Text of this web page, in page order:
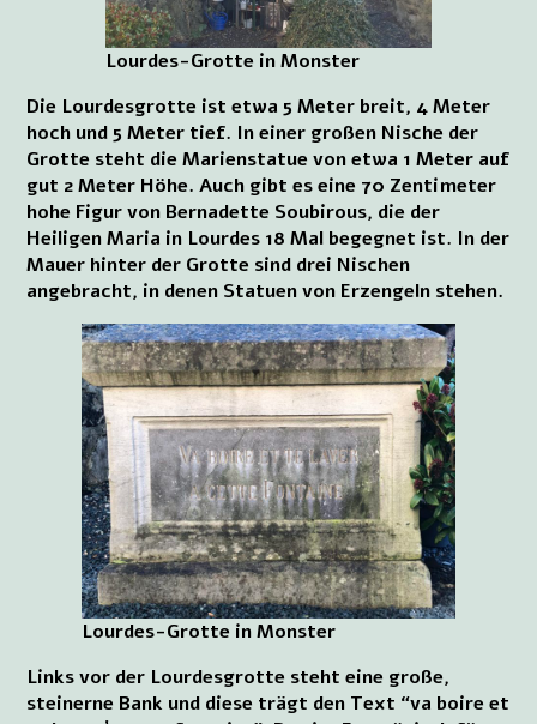
Lourdes-Grotte in Monster
Die Lourdesgrotte ist etwa 5 Meter breit, 4 Meter
hoch und 5 Meter tief. In einer großen Nische der
Grotte steht die Marienstatue von etwa 1 Meter auf
gut 2 Meter Höhe. Auch gibt es eine 70 Zentimeter
hohe Figur von Bernadette Soubirous, die der
Heiligen Maria in Lourdes 18 Mal begegnet ist. In der
Mauer hinter der Grotte sind drei Nischen
angebracht, in denen Statuen von Erzengeln stehen.
Lourdes-Grotte in Monster
Links vor der Lourdesgrotte steht eine große,
steinerne Bank und diese trägt den Text “va boire et